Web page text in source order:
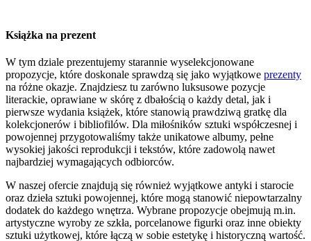
Książka na prezent
W tym dziale prezentujemy starannie wyselekcjonowane
propozycje, które doskonale sprawdzą się jako wyjątkowe prezenty
na różne okazje. Znajdziesz tu zarówno luksusowe pozycje
literackie, oprawiane w skórę z dbałością o każdy detal, jak i
pierwsze wydania książek, które stanowią prawdziwą gratkę dla
kolekcjonerów i bibliofilów. Dla miłośników sztuki współczesnej i
powojennej przygotowaliśmy także unikatowe albumy, pełne
wysokiej jakości reprodukcji i tekstów, które zadowolą nawet
najbardziej wymagających odbiorców.
W naszej ofercie znajdują się również wyjątkowe antyki i starocie
oraz dzieła sztuki powojennej, które mogą stanowić niepowtarzalny
dodatek do każdego wnętrza. Wybrane propozycje obejmują m.in.
artystyczne wyroby ze szkła, porcelanowe figurki oraz inne obiekty
sztuki użytkowej, które łączą w sobie estetykę i historyczną wartość.